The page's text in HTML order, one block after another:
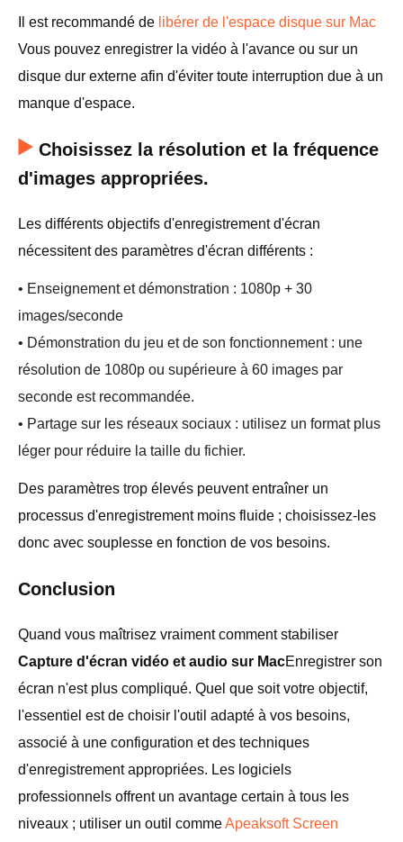
Il est recommandé de libérer de l'espace disque sur Mac
Vous pouvez enregistrer la vidéo à l'avance ou sur un
disque dur externe afin d'éviter toute interruption due à un
manque d'espace.
Choisissez la résolution et la fréquence
d'images appropriées.
Les différents objectifs d'enregistrement d'écran
nécessitent des paramètres d'écran différents :
• Enseignement et démonstration : 1080p + 30
images/seconde
• Démonstration du jeu et de son fonctionnement : une
résolution de 1080p ou supérieure à 60 images par
seconde est recommandée.
• Partage sur les réseaux sociaux : utilisez un format plus
léger pour réduire la taille du fichier.
Des paramètres trop élevés peuvent entraîner un
processus d'enregistrement moins fluide ; choisissez-les
donc avec souplesse en fonction de vos besoins.
Conclusion
Quand vous maîtrisez vraiment comment stabiliser
Capture d'écran vidéo et audio sur MacEnregistrer son
écran n'est plus compliqué. Quel que soit votre objectif,
l'essentiel est de choisir l'outil adapté à vos besoins,
associé à une configuration et des techniques
d'enregistrement appropriées. Les logiciels
professionnels offrent un avantage certain à tous les
niveaux ; utiliser un outil commeApeaksoft Screen